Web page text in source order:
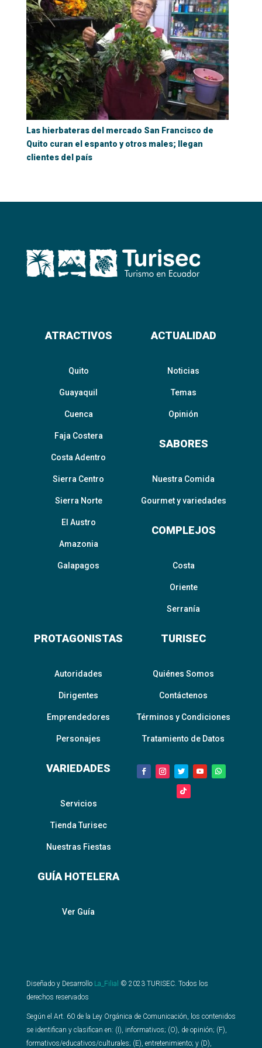
Las hierbateras del mercado San Francisco de
Quito curan el espanto y otros males; llegan
clientes del país
ATRACTIVOS
Quito
Guayaquil
Cuenca
Faja Costera
Costa Adentro
Sierra Centro
Sierra Norte
El Austro
Amazonia
Galapagos
ACTUALIDAD
Noticias
Temas
Opinión
SABORES
Nuestra Comida
Gourmet y variedades
COMPLEJOS
Costa
Oriente
Serranía
PROTAGONISTAS
Autoridades
Dirigentes
Emprendedores
Personajes
VARIEDADES
Servicios
Tienda Turisec
Nuestras Fiestas
GUÍA HOTELERA
Ver Guía
TURISEC
Quiénes Somos
Contáctenos
Términos y Condiciones
Tratamiento de Datos
Diseñado y Desarrollo La_Filial © 2023TURISEC. Todos los
derechos reservados
Según el Art. 60 de la Ley Orgánica de Comunicación, los contenidos
se identifican y clasifican en: (I), informativos; (O), de opinión; (F),
formativos/educativos/culturales; (E), entretenimiento; y (D),